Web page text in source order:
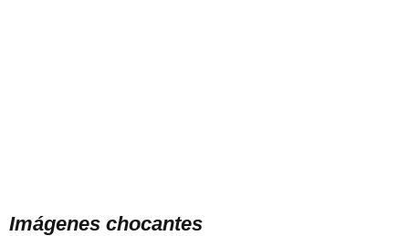
Imágenes chocantes